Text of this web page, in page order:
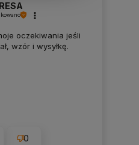
oczekiwania jeśli
wzór i wysyłkę.
0